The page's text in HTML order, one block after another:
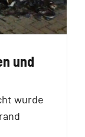
und
wurde